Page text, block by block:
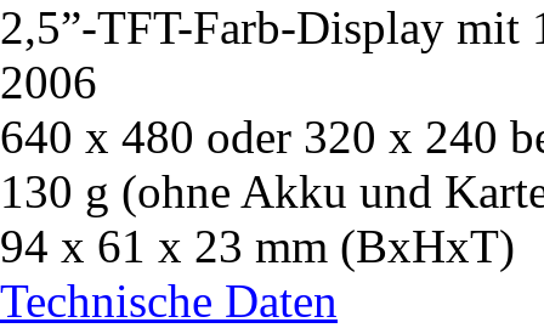
2,5”-TFT-Farb-Display mit
2006
640 x 480 oder 320 x 240
130 g (ohne Akku und
94 x 61 x 23 mm (BxHxT)
Technische Daten